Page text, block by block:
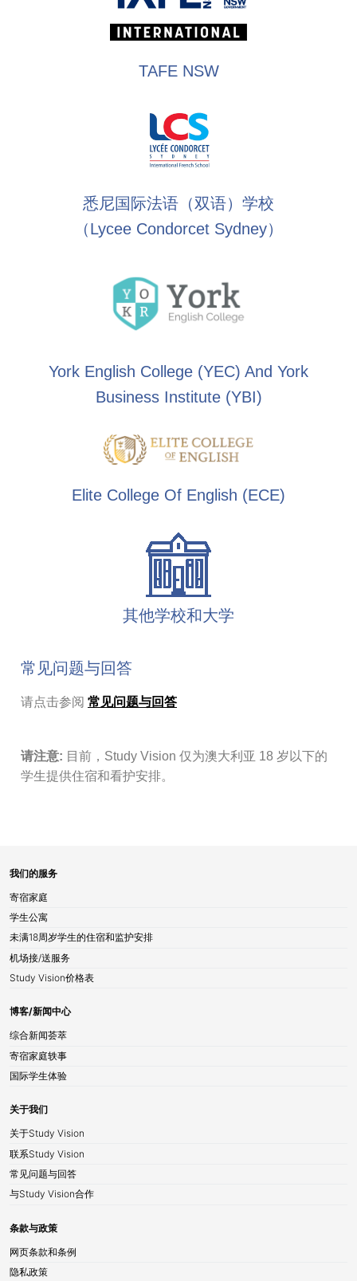
TAFE NSW
悉尼国际法语（双语）学校
（Lycee Condorcet Sydney）
York English College (YEC) And York
Business Institute (YBI)
Elite College Of English (ECE)
其他学校和大学
常见问题与回答
请点击参阅 常见问题与回答
请注意: 目前，Study Vision 仅为澳大利亚 18 岁以下的
学生提供住宿和看护安排。
我们的服务
寄宿家庭
学生公寓
未满18周岁学生的住宿和监护安排
机场接/送服务
Study Vision价格表
博客/新闻中心
综合新闻荟萃
寄宿家庭轶事
国际学生体验
关于我们
关于Study Vision
联系Study Vision
常见问题与回答
与Study Vision合作
条款与政策
网页条款和条例
隐私政策